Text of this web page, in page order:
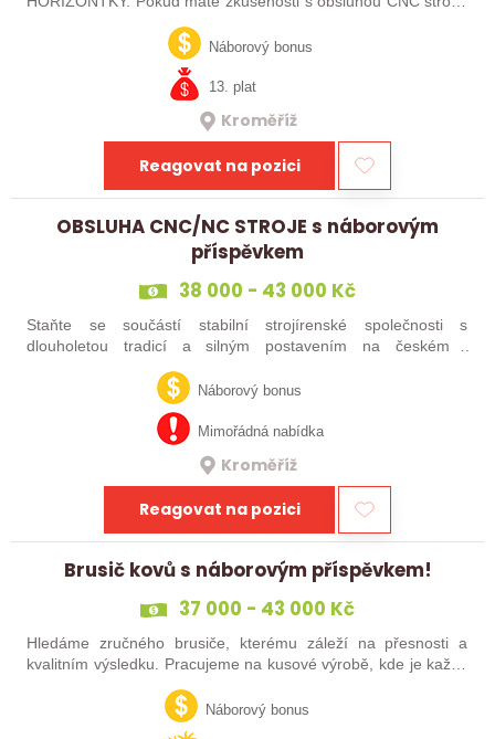
orientujete se ve výkresové dokumentaci a máte chuť naučit se
něco nového, pak jste ideálním…Náborový bonus
13. plat
Kroměříž
Reagovat na pozici
OBSLUHA CNC/NC STROJE s náborovým
příspěvkem
38 000 - 43 000 Kč
Staňte se součástí stabilní strojírenské společnosti s
dlouholetou tradicí a silným postavením na českém i
aktuálně obsazujeme více typů…
Náborový bonus
Mimořádná nabídka
Kroměříž
Reagovat na pozici
Brusič kovů s náborovým příspěvkem!
37 000 - 43 000 Kč
Hledáme zručného brusiče, kterému záleží na přesnosti a
kvalitním výsledku. Pracujeme na kusové výrobě, kde je každý
výrobek originál. Pokud už máš zkušenosti s broušením na
plocho nebo kulato – nebo…Náborový bonus